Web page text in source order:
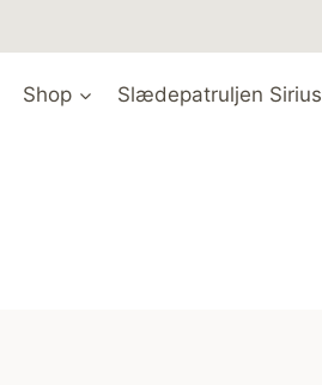
Shop Slædepatruljen Sirius